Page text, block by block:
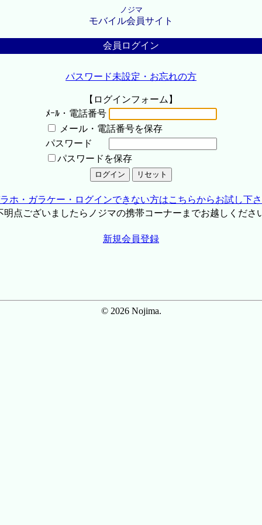
ノジマ
モバイル会員サイト
会員ログイン
パスワード未設定・お忘れの方
【ログインフォーム】
ﾒｰﾙ・電話番号
メール・電話番号を保存
パスワード
パスワードを保存
ホ・ガラケー・ログインできない方はこちらからお試し下
点ございましたらノジマの携帯コーナーまでお越しくださ
新規会員登録
© 2026 Nojima.